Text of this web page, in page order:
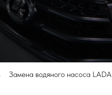
Замена водяного насоса LADA